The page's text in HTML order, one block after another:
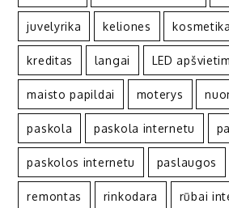
juvelyrika keliones kosmetika
kreditas langai LED
maisto papildai moterys
paskola paskola internetu
paskolos internetu paslaugos
remontas rinkodara rūbai